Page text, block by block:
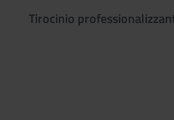
Tirocinio